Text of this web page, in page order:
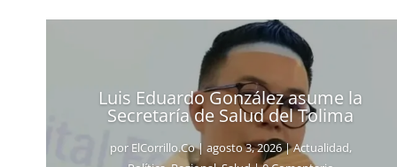
Luis Eduardo González asume la
Secretaría de Salud del Tolima
| agosto 3, 2026| Actualidad
Política,Regional,Salud| 0 Comentario